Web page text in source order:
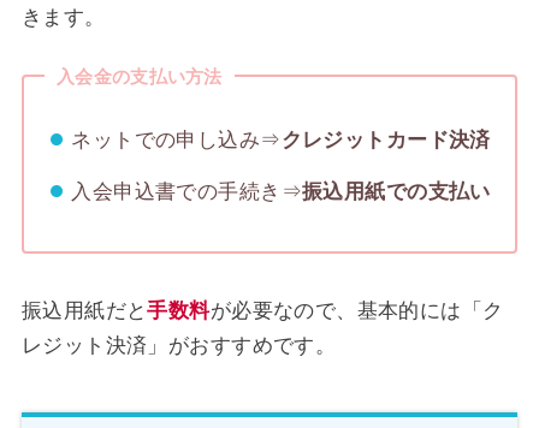
きます。
入会金の支払い方法
ネットでの申し込み⇒クレジットカード決済
入会申込書での手続き⇒振込用紙での支払い
振込用紙だと手数料が必要なので、基本的には「ク
レジット決済」がおすすめです。